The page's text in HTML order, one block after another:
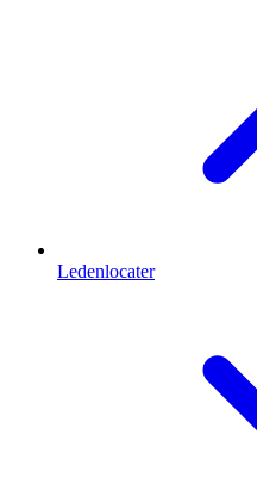
Ledenlocater